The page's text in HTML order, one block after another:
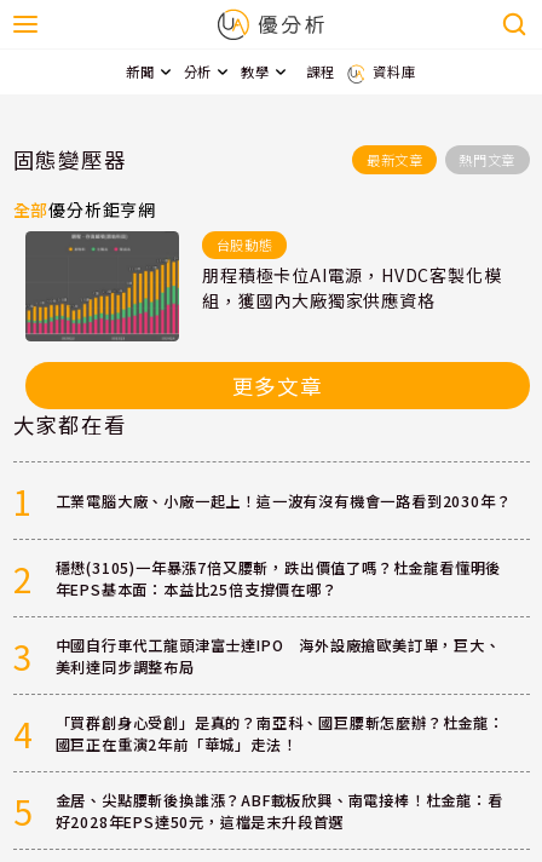
新聞 分析 教學 課程 資料庫
固態變壓器 最新文章 熱門文章
全部優分析鉅亨網
台股動態
朋程積極卡位AI電源，HVDC客製化模
組，獲國內大廠獨家供應資格
更多文章
大家都在看
1 工業電腦大廠、小廠一起上！這一波有沒有機會一路看到2030年？
2
穩懋(3105)一年暴漲7倍又腰斬，跌出價值了嗎？杜金龍看懂明後
年EPS基本面：本益比25倍支撐價在哪？
3
中國自行車代工龍頭津富士達IPO 海外設廠搶歐美訂單，巨大、
美利達同步調整布局
4
「買群創身心受創」是真的？南亞科、國巨腰斬怎麼辦？杜金龍：
國巨正在重演2年前「華城」走法！
5
金居、尖點腰斬後換誰漲？ABF載板欣興、南電接棒！杜金龍：看
好2028年EPS達50元，這檔是末升段首選